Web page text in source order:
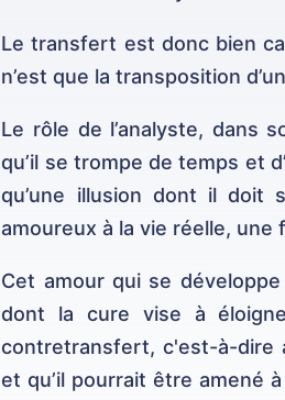
Le transfert est donc bien
n’est que la transposition
Le rôle de l’analyste, dans
qu’il se trompe de temps et
qu’une illusion dont il doit
amoureux à la vie réelle, une
Cet amour qui se
dont la cure vise à
contretransfert, c'est-à-dire
et qu’il pourrait être amené